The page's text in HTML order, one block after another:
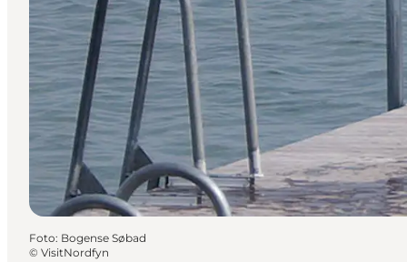
Foto: Bogense Søbad
© VisitNordfyn